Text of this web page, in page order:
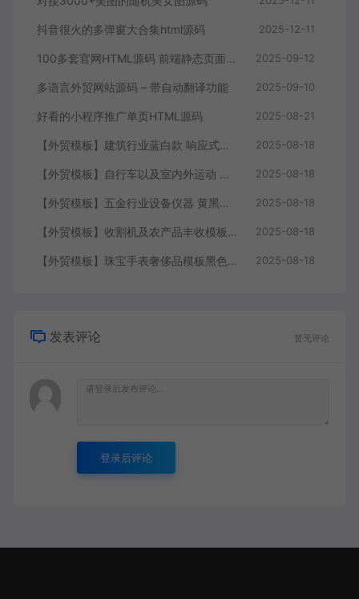
抖音很火的多弹窗大合集html源码 2025-12-11
100多套官网HTML源码 前端静态页面源码 2025-09-12
多语言外贸网站源码 – 带自动翻译功能 2025-09-10
好看的小程序推广单页HTML源码 2025-08-21
【外贸模板】建筑行业蓝白款 响应式模板静态html文件 2025-08-18
【外贸模板】自行车以及室内外运动 黑灰 响应式模板静态html文件 2025-08-18
【外贸模板】五金行业设备仪器 黄黑款 响应式模板静态html文件 2025-08-18
【外贸模板】收割机及农产品丰收模板 绿色 响应式模板静态html文件 2025-08-18
【外贸模板】珠宝手表奢侈品模板黑色 响应式模板静态html文件 2025-08-18
发表评论 暂无评论
登录后评论